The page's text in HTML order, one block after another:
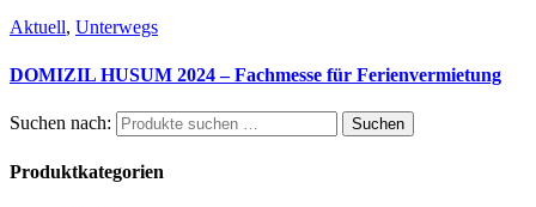
Aktuell, Unterwegs
DOMIZIL HUSUM 2024 – Fachmesse für Ferienvermietung
Suchen nach: Suchen
Produktkategorien